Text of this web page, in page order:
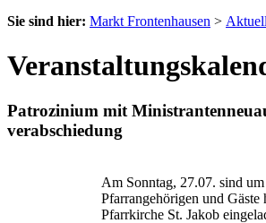
Sie sind hier: Markt Frontenhausen >
Patrozinium mit
verabschiedung
Am Sonntag, 27.07. sind
Pfarrangehörigen und Gäste
Pfarrkirche St. Jakob